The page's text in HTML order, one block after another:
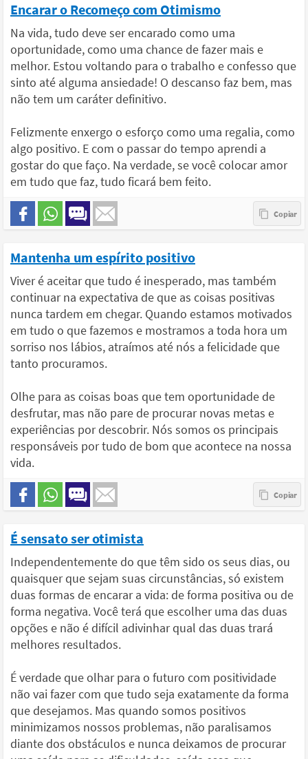
Encarar o Recomeço com Otimismo
Na vida, tudo deve ser encarado como uma
oportunidade, como uma chance de fazer mais e
melhor. Estou voltando para o trabalho e confesso que
sinto até alguma ansiedade! O descanso faz bem, mas
não tem um caráter definitivo.
Felizmente enxergo o esforço como uma regalia, como
algo positivo. E com o passar do tempo aprendi a
gostar do que faço. Na verdade, se você colocar amor
em tudo que faz, tudo ficará bem feito.
Mantenha um espírito positivo
Viver é aceitar que tudo é inesperado, mas também
continuar na expectativa de que as coisas positivas
nunca tardem em chegar. Quando estamos motivados
em tudo o que fazemos e mostramos a toda hora um
sorriso nos lábios, atraímos até nós a felicidade que
tanto procuramos.
Olhe para as coisas boas que tem oportunidade de
desfrutar, mas não pare de procurar novas metas e
experiências por descobrir. Nós somos os principais
responsáveis por tudo de bom que acontece na nossa
vida.
É sensato ser otimista
Independentemente do que têm sido os seus dias, ou
quaisquer que sejam suas circunstâncias, só existem
duas formas de encarar a vida: de forma positiva ou de
forma negativa. Você terá que escolher uma das duas
opções e não é difícil adivinhar qual das duas trará
melhores resultados.
É verdade que olhar para o futuro com positividade
não vai fazer com que tudo seja exatamente da forma
que desejamos. Mas quando somos positivos
minimizamos nossos problemas, não paralisamos
diante dos obstáculos e nunca deixamos de procurar